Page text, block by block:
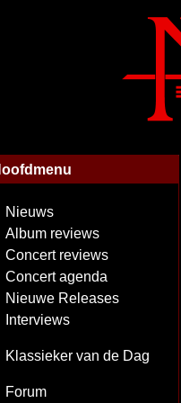
Nieuws
Album reviews
Concert reviews
Concert agenda
Nieuwe Releases
Interviews
Klassieker van de Dag
Forum